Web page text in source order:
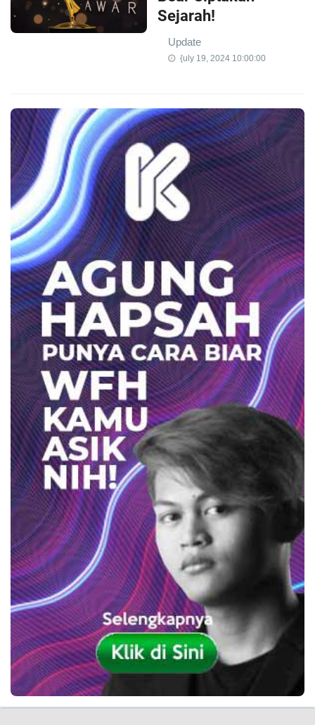
Sejarah!
Update
{uly 19, 2024 10:00:00